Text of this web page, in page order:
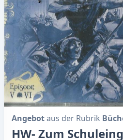
Angebotaus der Rubrik
HW- Zum